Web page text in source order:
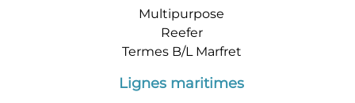
Multipurpose
Reefer
Termes B/L Marfret
Lignes maritimes